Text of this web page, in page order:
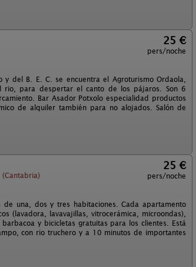
25 €
pers/noche
del B. E. C. se encuentra el Agroturismo Ordaola,
para despertar el canto de los pájaros. Son 6
Bar Asador Potxolo especialidad productos
de alquiler también para no alojados. Salón de
25 €
pers/noche
una, dos y tres habitaciones. Cada apartamento
(lavadora, lavavajillas, vitrocerámica, microondas),
y bicicletas gratuitas para los clientes. Está
con rio truchero y a 10 minutos de importantes